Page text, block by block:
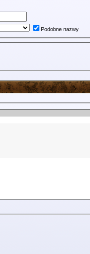
Podobne nazwy